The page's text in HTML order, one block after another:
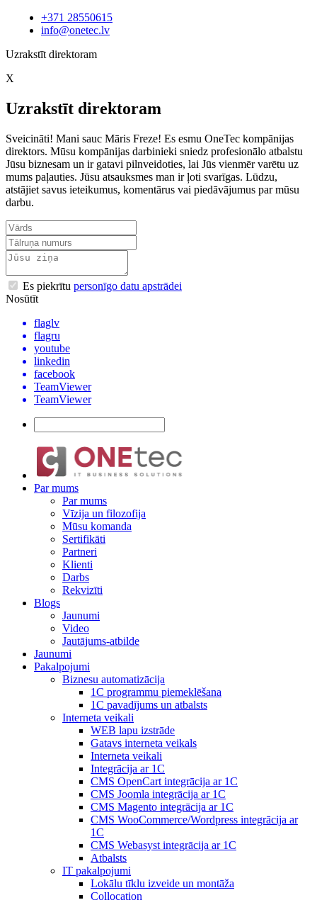
+371 28550615
info@onetec.lv
Uzrakstīt direktoram
X
Uzrakstīt direktoram
Sveicināti! Mani sauc Māris Freze! Es esmu OneTec kompānijas
direktors. Mūsu kompānijas darbinieki sniedz profesionālo atbalstu
Jūsu biznesam un ir gatavi pilnveidoties, lai Jūs vienmēr varētu uz
mums paļauties. Jūsu atsauksmes man ir ļoti svarīgas. Lūdzu,
atstājiet savus ieteikumus, komentārus vai piedāvājumus par mūsu
darbu.
Es piekrītu personīgo datu apstrādei
Nosūtīt
flaglv
flagru
youtube
linkedin
facebook
TeamViewer
TeamViewer
Par mums
Par mums
Vīzija un filozofija
Mūsu komanda
Sertifikāti
Partneri
Klienti
Darbs
Rekvizīti
Blogs
Jaunumi
Video
Jautājums-atbilde
Jaunumi
Pakalpojumi
Biznesu automatizācija
1С programmu piemeklēšana
1С pavadījums un atbalsts
Interneta veikali
WEB lapu izstrāde
Gatavs interneta veikals
Interneta veikali
Integrācija ar 1C
CMS OpenCart integrācija ar 1C
CMS Joomla integrācija ar 1C
CMS Magento integrācija ar 1C
CMS WooCommerce/Wordpress integrācija ar
1C
CMS Webasyst integrācija ar 1C
Atbalsts
IT pakalpojumi
Lokālu tīklu izveide un montāža
Collocation